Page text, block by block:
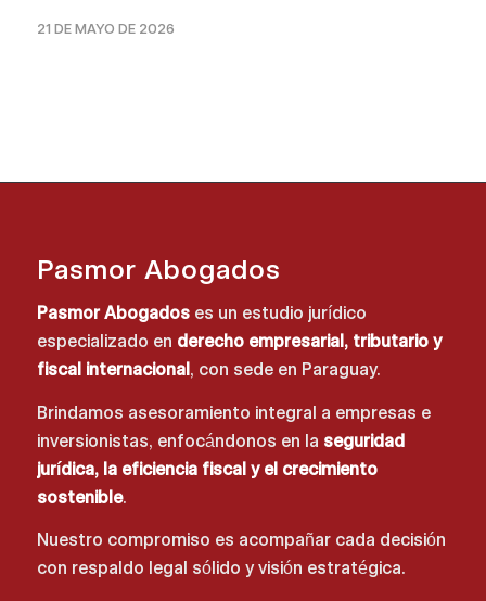
21 DE MAYO DE 2026
Pasmor Abogados
Pasmor Abogadoses un estudio jurídico
especializado en derecho empresarial, tributario y
fiscal internacional, con sede en Paraguay.
Brindamos asesoramiento integral a empresas e
inversionistas, enfocándonos en la seguridad
jurídica, la eficiencia fiscal y el crecimiento
sostenible.
Nuestro compromiso es acompañar cada decisión
con respaldo legal sólido y visión estratégica.